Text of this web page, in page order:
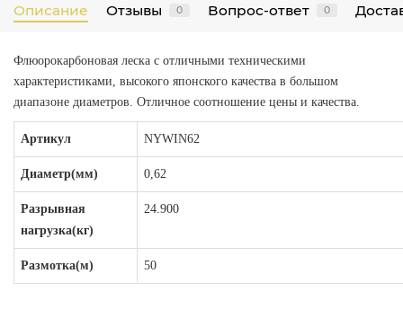
Описание Отзывы 0 Вопрос-ответ 0
Флюорокарбоновая леска с отличными техническими
характеристиками, высокого японского качества в большом
диапазоне диаметров. Отличное соотношение цены и качества.
Артикул NYWIN62
Диаметр(мм) 0,62
Разрывная
нагрузка(кг)
24.900
Размотка(м) 50